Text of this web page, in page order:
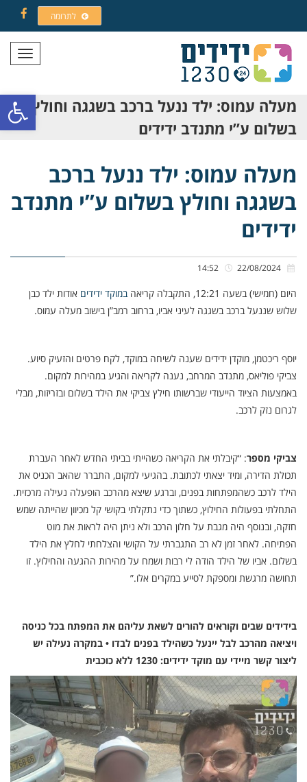
פתח
לתרומה
תפריט
מעלה עמוס: ילד ננעל ברכב בשגגה וחולץ
בשלום ע”י מתנדב ידידים
מעלה עמוס: ילד ננעל ברכב
בשגגה וחולץ בשלום ע”י מתנדב
ידידים
היום (חמישי) בשעה 12:21, התקבלה קריאה במוקד ידידים אודות ילד כבן
שלוש שננעל ברכב בשגגה לעיני אביו, ברחוב רמב”ן בישוב מעלה עמוס.
יוסף ריכטמן, מוקדן ידידים שענה לשיחה במוקד, לקח פרטים והזעיק סיוע.
צביקי פוליאס, מתנדב המרחב, נענה לקריאה והגיע במהירות למקום.
באמצעות הציוד הייעודי שברשותו חילץ צביקי את הילד בשלום ובזריזות, מבלי
לגרום נזק לרכב.
צביקי מספר: “קיבלתי את הקריאה כשהייתי בביתי החדש לאחר העברת
תכולת הדירה, ומיד יצאתי לכתובת. בהגיעי למקום, התברר שהאב הכניס את
הילד לרכב כשהמפתחות בפנים, וברגע שיצא מהרכב הופעלה נעילה מרכזית.
התחלתי בפעולות החילוץ, כשתוך כדי נתקלתי בקושי קל מכיוון שהייתה שמש
חזקה, ובנוסף היה מגבת על חלון הרכב ולא ניתן היה לראות את מוט
הפתיחה. לאחר זמן לא רב התגברתי על הקושי והצלחתי לחלץ את הילד
בשלום. אביו של הילד הודה לי רבות ושמח על מהירות ההגעה והחילוץ. זו
תחושה מרגשת ומספקת לסייע במקרים אלו.”
בידידים שבים וקוראים להורים לשאת עליהם את המפתח בכל כניסה
ויציאה מהרכב לבל יינעל כשהילד בפנים לבדו • במקרה נעילה יש
ליצור קשר מיידי עם מוקד ידידים: 1230 ללא כוכבית